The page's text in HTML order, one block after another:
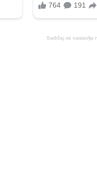
Sadržaj se nastavlja